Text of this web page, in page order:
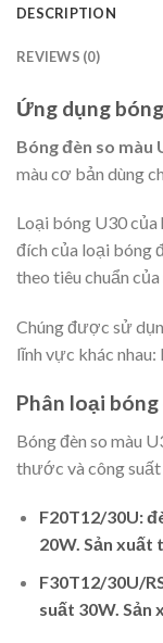
DESCRIPTION
REVIEWS (0)
Ứng dụng
Bóng đèn so màu
màu cơ bản dùng
Loại bóng U30
đích của loại bóng
theo tiêu chuẩn
Chúng được sử
lĩnh vực khác
Phân loại
Bóng đèn so màu
thước và công suất
F20T12/30U:
20W. Sản xuất
F30T12/30U/
suất 30W. Sản